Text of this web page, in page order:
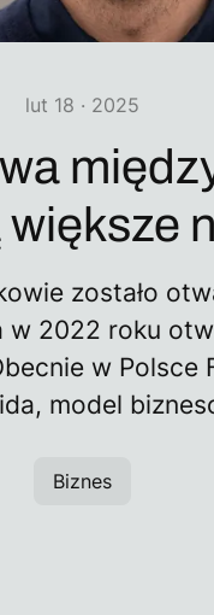
lut 18 · 2025
większe
zostało
w 2022 roku
w Polsce
model
Biznes